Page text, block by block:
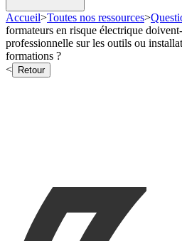
Accueil>Toutes nos ressources>
formateurs en risque électrique
professionnelle sur les outils ou
formations ?
<
Retour